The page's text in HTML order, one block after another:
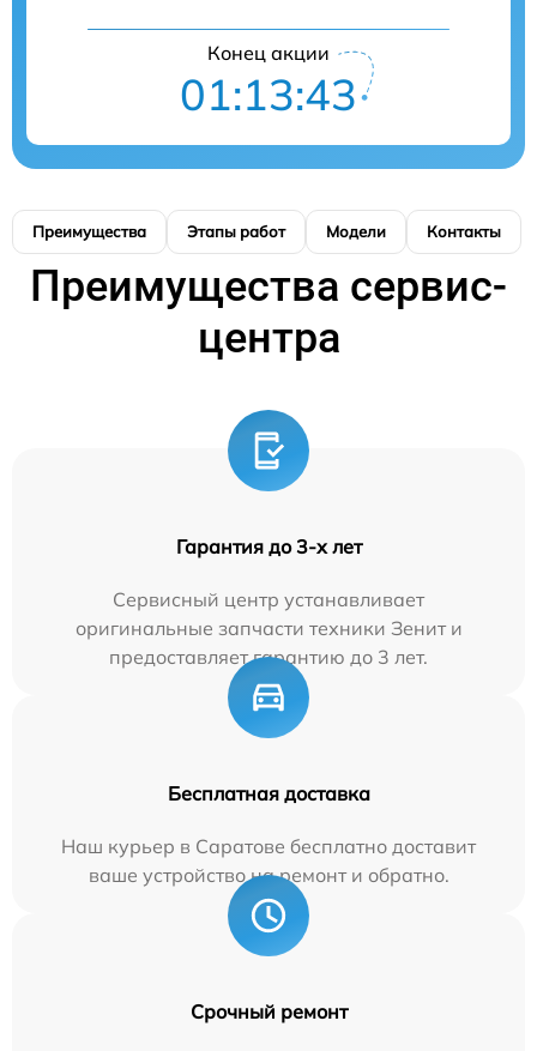
Конец акции
01:13:42
Преимущества Этапы работ Модели Контакты
Преимущества сервис-
центра
Гарантия до 3-х лет
Сервисный центр устанавливает
оригинальные запчасти техники Зенит и
предоставляет гарантию до 3 лет.
Бесплатная доставка
Наш курьер в Саратове бесплатно доставит
ваше устройство на ремонт и обратно.
Срочный ремонт